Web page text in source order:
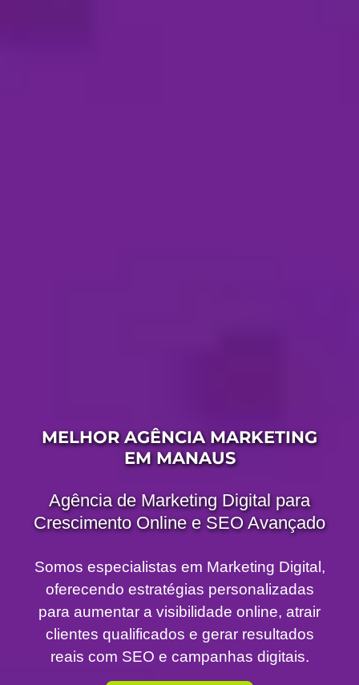
MELHOR AGÊNCIA MARKETING
EM MANAUS
Agência de Marketing Digital para
Crescimento Online e SEO Avançado
Somos especialistas em Marketing Digital,
oferecendo estratégias personalizadas
para aumentar a visibilidade online, atrair
clientes qualificados e gerar resultados
reais com SEO e campanhas digitais.